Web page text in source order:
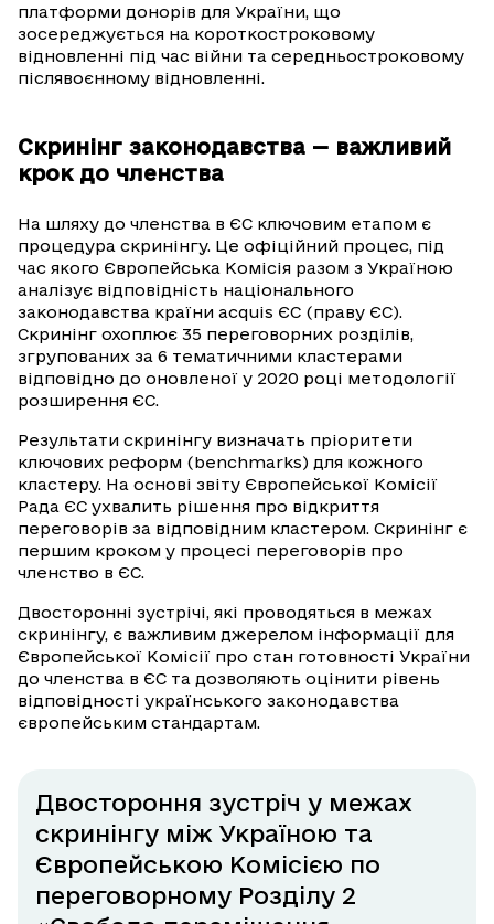
платформи донорів для України, що
зосереджується на короткостроковому
відновленні під час війни та середньостроковому
післявоєнному відновленні.
Скринінг законодавства — важливий
крок до членства
На шляху до членства в ЄС ключовим етапом є
процедура скринінгу. Це офіційний процес, під
час якого Європейська Комісія разом з Україною
аналізує відповідність національного
законодавства країни acquis ЄС (праву ЄС).
Скринінг охоплює 35 переговорних розділів,
згрупованих за 6 тематичними кластерами
відповідно до оновленої у 2020 році методології
розширення ЄС.
Результати скринінгу визначать пріоритети
ключових реформ (benchmarks) для кожного
кластеру. На основі звіту Європейської Комісії
Рада ЄС ухвалить рішення про відкриття
переговорів за відповідним кластером. Скринінг є
першим кроком у процесі переговорів про
членство в ЄС.
Двосторонні зустрічі, які проводяться в межах
скринінгу, є важливим джерелом інформації для
Європейської Комісії про стан готовності України
до членства в ЄС та дозволяють оцінити рівень
відповідності українського законодавства
європейським стандартам.
Двостороння зустріч у межах
скринінгу між Україною та
Європейською Комісією по
переговорному Розділу 2